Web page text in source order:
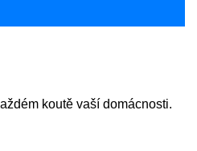
koutě vaší domácnosti.